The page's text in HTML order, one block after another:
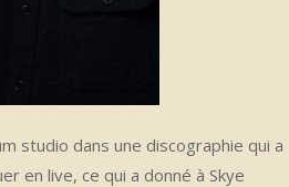
studio dans une discographie qui a
en live, ce qui a donné à Skye